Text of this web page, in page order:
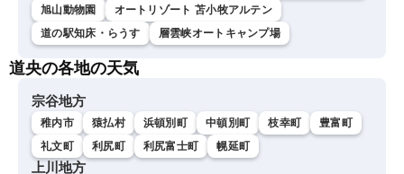
旭山動物園
オートリゾート 苫小牧アルテン
道の駅知床・らうす
層雲峡オートキャンプ場
道央の各地の天気
宗谷地方
稚内市 猿払村 浜頓別町 中頓別町 枝幸町
豊富町
礼文町
利尻町 利尻富士町 幌延町
上川地方